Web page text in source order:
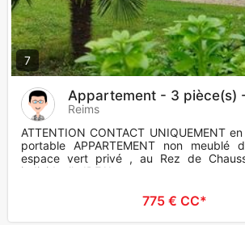
7
Appartement - 3 pièce(s)
Reims
ATTENTION CONTACT UNIQUEMENT
portable APPARTEMENT non
espace vert privé , au Rez de
individuelle IDEAL
775 € CC*